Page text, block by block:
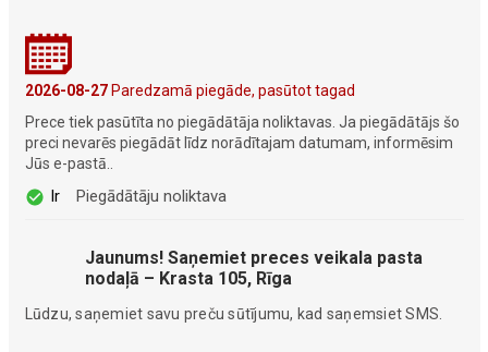
2026-08-27Paredzamā piegāde, pasūtot tagad
Prece tiek pasūtīta no piegādātāja noliktavas. Ja piegādātājs šo
preci nevarēs piegādāt līdz norādītajam datumam, informēsim
Jūs e-pastā..
Ir Piegādātāju noliktava
Jaunums! Saņemiet preces veikala pasta
nodaļā – Krasta 105, Rīga
Lūdzu, saņemiet savu preču sūtījumu, kad saņemsiet SMS.